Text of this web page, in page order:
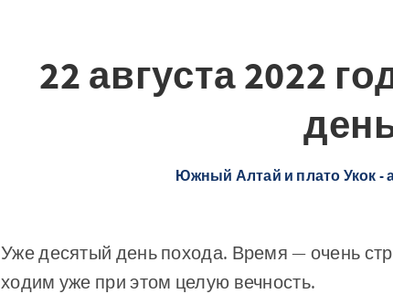
22 августа 2022
Южный Алтай и плато Укок -
Уже десятый день похода. Время — очень
ходим уже при этом целую вечность.